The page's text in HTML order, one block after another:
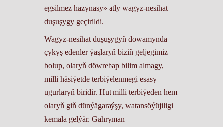
egsilmez hazynasy» atly wagyz-nesihat
duşuşygy geçirildi.
Wagyz-nesihat duşuşygyň dowamynda
çykyş edenler ýaşlaryň biziň geljegimiz
bolup, olaryň döwrebap bilim almagy,
milli häsiýetde terbiýelenmegi esasy
ugurlaryň biridir. Hut milli terbiýeden hem
olaryň giň dünýägaraýşy, watansöýüjiligi
kemala gelýär. Gahryman